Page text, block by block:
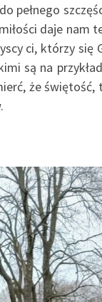
pełnego
daje
ci, którzy
są na
że